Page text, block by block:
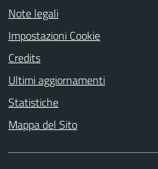
Note legali
Impostazioni Cookie
Credits
Ultimi aggiornamenti
Statistiche
Mappa del Sito